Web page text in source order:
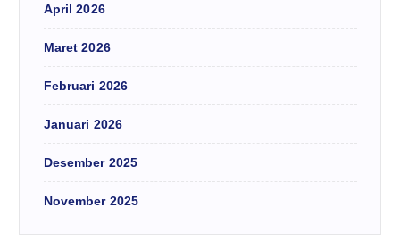
April 2026
Maret 2026
Februari 2026
Januari 2026
Desember 2025
November 2025